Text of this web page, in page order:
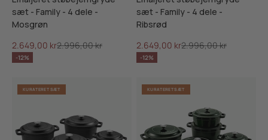
sæt - Family - 4 dele -
Mosgrøn
Salgspris
2.649,00 krNormalpris
2.996,00 kr
-12%
sæt - Family - 4 dele -
Ribsrød
Salgspris
2.649,00 krNormalpris
2.996,00 kr
-12%
KURATERET SÆT KURATERET SÆT